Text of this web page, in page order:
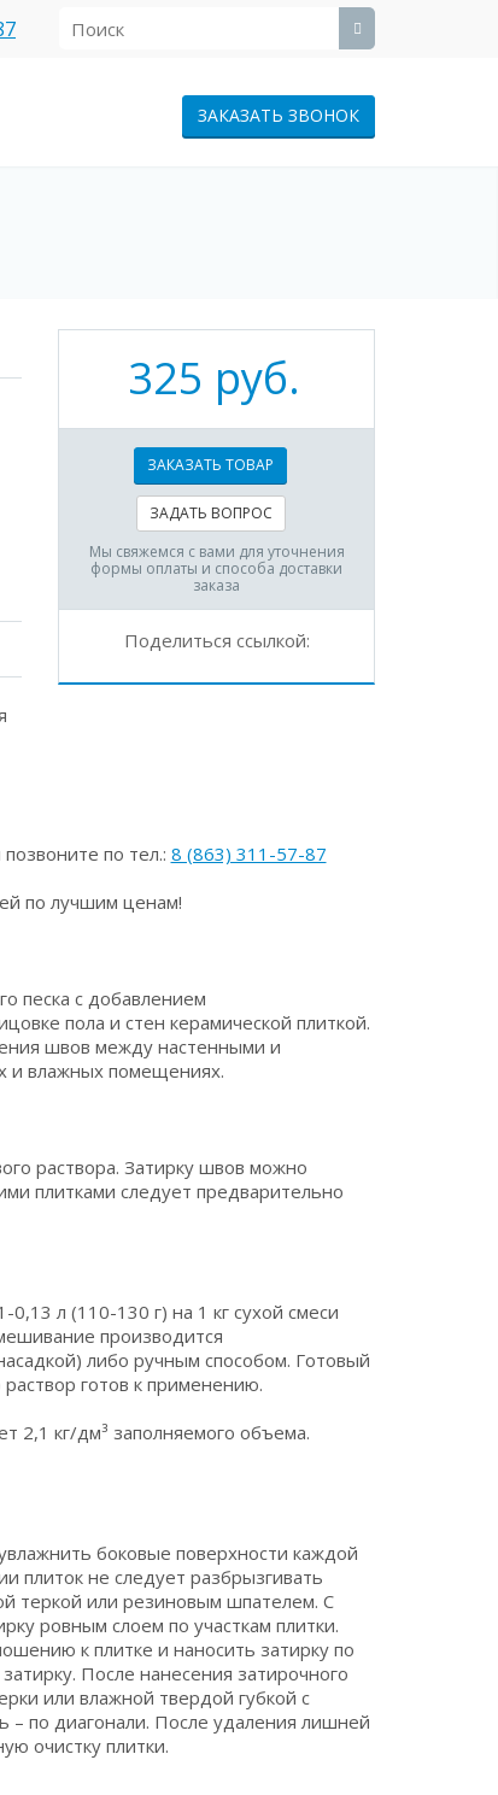
ЗАКАЗАТЬ ЗВОНОК
325 руб.
ЗАКАЗАТЬ ТОВАР
ЗАДАТЬ ВОПРОС
Мы свяжемся с вами для уточнения
формы оплаты и способа доставки
заказа
Поделиться ссылкой:
позвоните по тел.: 8 (863) 311-57-87
по лучшим ценам!
песка с добавлением
пола и стен керамической плиткой.
швов между настенными и
и влажных помещениях.
раствора. Затирку швов можно
плитками следует предварительно
л (110-130 г) на 1 кг сухой смеси
производится
либо ручным способом. Готовый
готов к применению.
2,1 кг/дм³ заполняемого объема.
боковые поверхности каждой
плиток не следует разбрызгивать
теркой или резиновым шпателем. С
ровным слоем по участкам плитки.
к плитке и наносить затирку по
После нанесения затирочного
или влажной твердой губкой с
по диагонали. После удаления лишней
очистку плитки.